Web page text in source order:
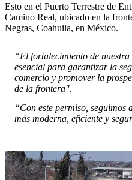
Esto en el Puerto Terrestre de
Camino Real, ubicado en la
Negras, Coahuila, en México.
“El fortalecimiento de
esencial para garantizar la
comercio y promover la
de la frontera".
“Con este permiso,
más moderna, eficiente y